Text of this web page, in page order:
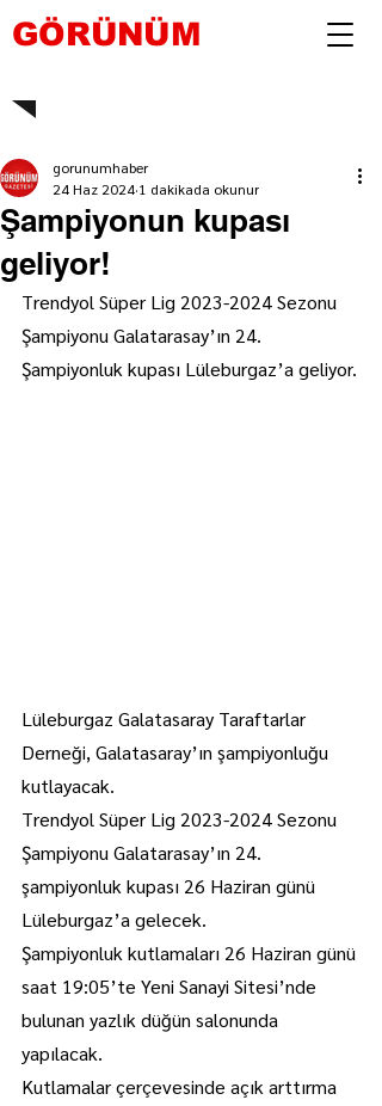
GÖRÜNÜM
Şampiyonun kupası
geliyor!
gorunumhaber
24 Haz 2024 1 dakikada okunur
Trendyol Süper Lig 2023-2024 Sezonu
Şampiyonu Galatarasay’ın 24.
Şampiyonluk kupası Lüleburgaz’a geliyor.
Lüleburgaz Galatasaray Taraftarlar
Derneği, Galatasaray’ın şampiyonluğu
kutlayacak.
Trendyol Süper Lig 2023-2024 Sezonu
Şampiyonu Galatarasay’ın 24.
şampiyonluk kupası 26 Haziran günü
Lüleburgaz’a gelecek.
Şampiyonluk kutlamaları 26 Haziran günü
saat 19:05’te Yeni Sanayi Sitesi’nde
bulunan yazlık düğün salonunda
yapılacak.
Kutlamalar çerçevesinde açık arttırma